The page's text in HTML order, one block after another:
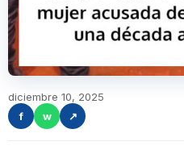
diciembre 10, 2025
f
w ↗